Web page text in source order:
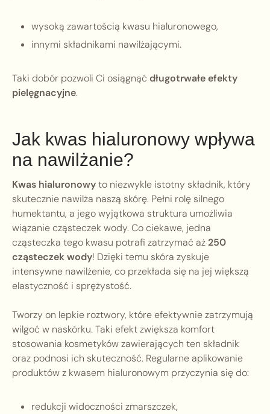
wysoką zawartością kwasu hialuronowego,
innymi składnikami nawilżającymi.
Taki dobór pozwoli Ci osiągnąć długotrwałe efekty
pielęgnacyjne.
Jak kwas hialuronowy wpływa
na nawilżanie?
Kwas hialuronowyto niezwykle istotny składnik, który
skutecznie nawilża naszą skórę. Pełni rolę silnego
humektantu, a jego wyjątkowa struktura umożliwia
wiązanie cząsteczek wody. Co ciekawe, jedna
cząsteczka tego kwasu potrafi zatrzymać aż250
cząsteczek wody! Dzięki temu skóra zyskuje
intensywne nawilżenie, co przekłada się na jej większą
elastyczność i sprężystość.
Tworzy on lepkie roztwory, które efektywnie zatrzymują
wilgoć w naskórku. Taki efekt zwiększa komfort
stosowania kosmetyków zawierających ten składnik
oraz podnosi ich skuteczność. Regularne aplikowanie
produktów z kwasem hialuronowym przyczynia się do:
redukcji widoczności zmarszczek,